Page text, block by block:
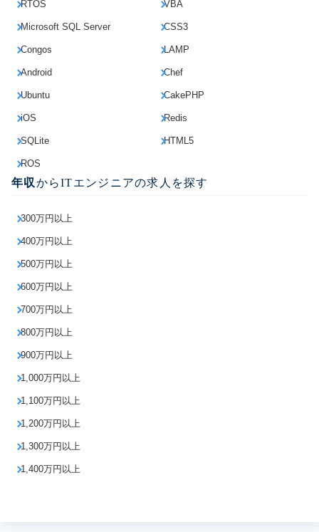
RTOS VBA
Microsoft SQL Server CSS3
Congos LAMP
Android Chef
Ubuntu CakePHP
iOS Redis
SQLite HTML5
ROS
年収からITエンジニアの求人を探す
300万円以上
400万円以上
500万円以上
600万円以上
700万円以上
800万円以上
900万円以上
1,000万円以上
1,100万円以上
1,200万円以上
1,300万円以上
1,400万円以上